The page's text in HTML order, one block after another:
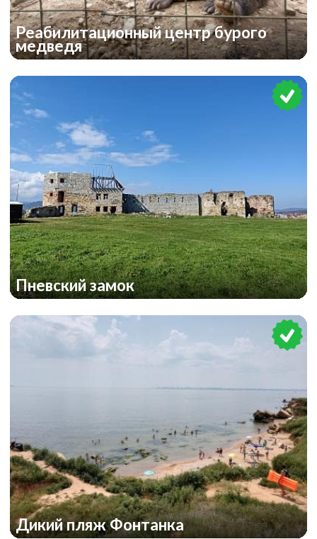
Реабилитационный центр бурого
медведя
Пневский замок
Дикий пляж Фонтанка